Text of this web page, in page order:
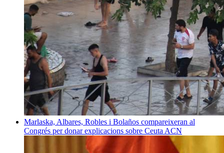
Marlaska, Albares, Robles i Bolaños compareixeran al
Congrés per donar explicacions sobre Ceuta ACN